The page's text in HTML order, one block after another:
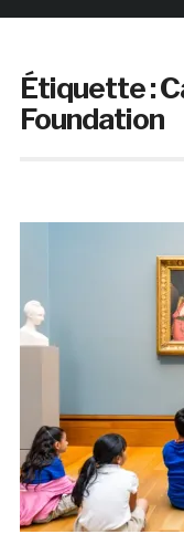
Étiquette :
Foundation